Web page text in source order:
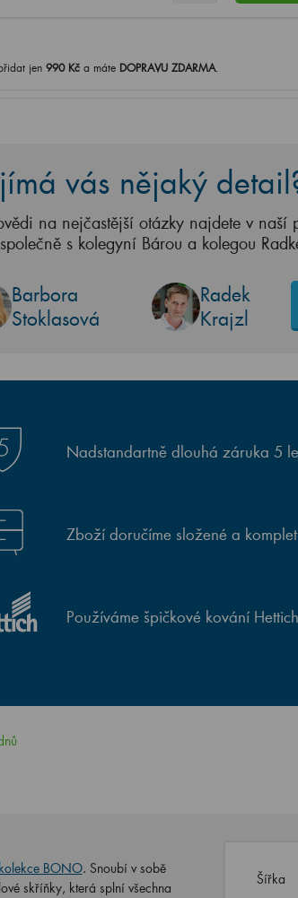
jen 990Kč a máte DOPRAVU ZDARMA.
vás nějaký
na nejčastější otázky najdete v naší
s kolegyní Bárou a kolegou
Barbora
Stoklasová
Radek
Krajzl
Nadstandartně dlouhá záruka 5
Zboží doručíme složené a
Používáme špičkové kování
kolekce BONO. Snoubí v sobě
skříňky, která splní všechna
Šířka